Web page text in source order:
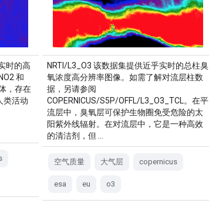
时的高
和
，存在
类活动
NRTI/L3_O3 该数据集提供近乎实时的总柱臭
氧浓度高分辨率图像。如需了解对流层柱数
据，另请参阅
COPERNICUS/S5P/OFFL/L3_O3_TCL。在平
流层中，臭氧层可保护生物圈免受危险的太
阳紫外线辐射。在对流层中，它是一种高效
的清洁剂，但 …
空气质量 大气层 copernicus
esa eu o3